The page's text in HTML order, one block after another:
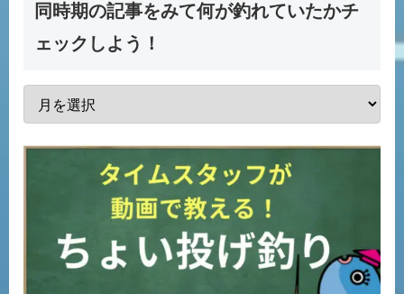
同時期の記事をみて何が釣れていたかチ
ェックしよう！